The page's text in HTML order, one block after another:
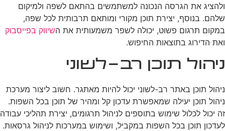
ולהציג את הגרסה הנכונה למשתמשים בהתאם לשפה ולמיקום
שלהם. בנוסף, יצירת תוכן מקורי ומותאם תרבותית לכל שפה,
במקום תרגום פשוט, יכולה לשפר משמעותית את השיווק בפייסבוק
ואת הדירוג בתוצאות החיפוש.
ניהול תוכן רב-לשוני
ניהול תוכן באתר רב-לשוני יכול להיות מאתגר. חשוב ליצור מערכת
ניהול תוכן יעילה שמאפשרת עדכון קל ומהיר של תוכן בכל השפות.
זה יכול לכלול שימוש בתוספים לניהול תרגומים, יצירת תהליכי עבודה
לעדכון תוכן בכל השפות במקביל, ושימוש במערכות לניהול גרסאות.